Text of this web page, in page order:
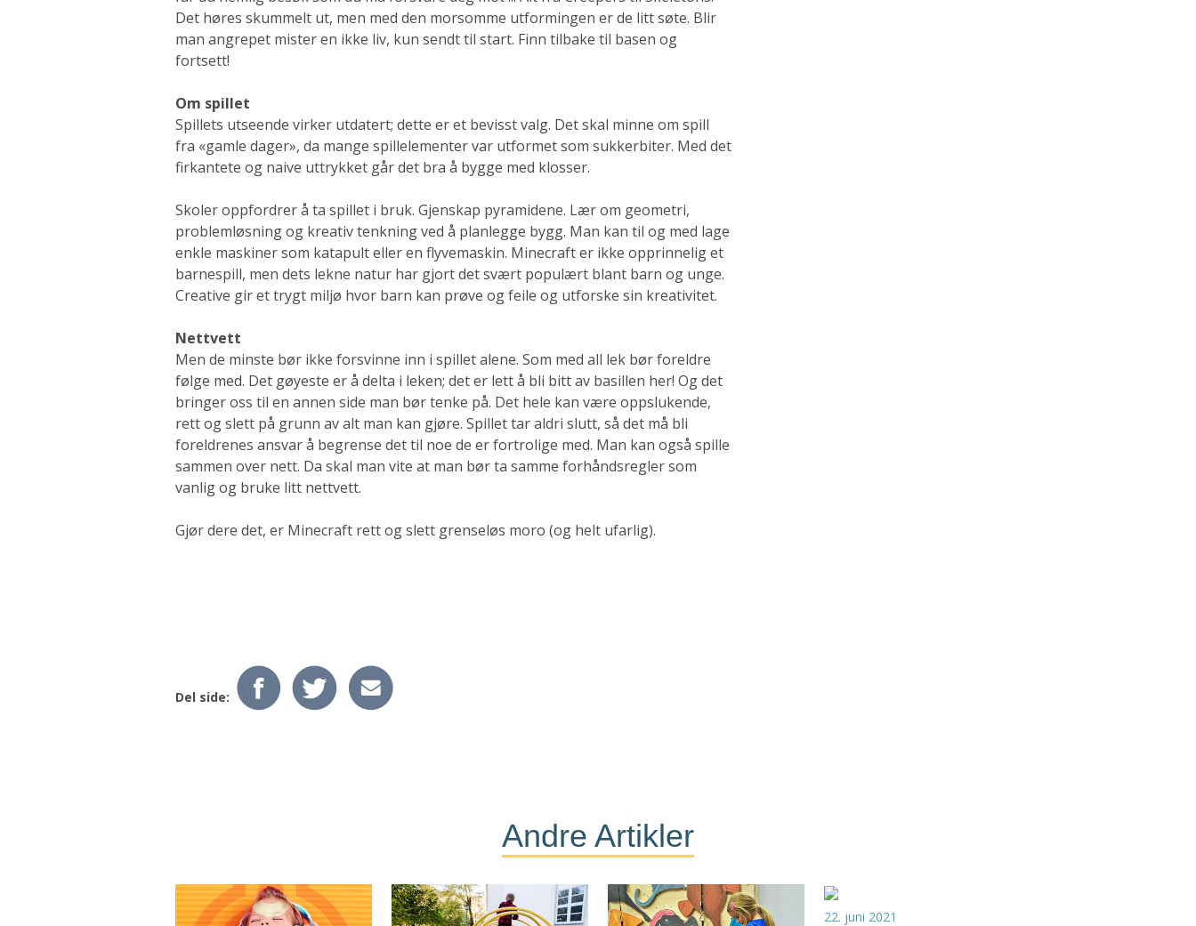
Det høres skummelt ut, men med den morsomme utformingen er de litt søte. Blir
man angrepet mister en ikke liv, kun sendt til start. Finn tilbake til basen og
fortsett!
Om spillet
Spillets utseende virker utdatert; dette er et bevisst valg. Det skal minne om spill
fra «gamle dager», da mange spillelementer var utformet som sukkerbiter. Med det
firkantete og naive uttrykket går det bra å bygge med klosser.
Skoler oppfordrer å ta spillet i bruk. Gjenskap pyramidene. Lær om geometri,
problemløsning og kreativ tenkning ved å planlegge bygg. Man kan til og med lage
enkle maskiner som katapult eller en flyvemaskin. Minecraft er ikke opprinnelig et
barnespill, men dets lekne natur har gjort det svært populært blant barn og unge.
Creative gir et trygt miljø hvor barn kan prøve og feile og utforske sin kreativitet.
Nettvett
Men de minste bør ikke forsvinne inn i spillet alene. Som med all lek bør foreldre
følge med. Det gøyeste er å delta i leken; det er lett å bli bitt av basillen her! Og det
bringer oss til en annen side man bør tenke på. Det hele kan være oppslukende,
rett og slett på grunn av alt man kan gjøre. Spillet tar aldri slutt, så det må bli
foreldrenes ansvar å begrense det til noe de er fortrolige med. Man kan også spille
sammen over nett. Da skal man vite at man bør ta samme forhåndsregler som
vanlig og bruke litt nettvett.
Gjør dere det, er Minecraft rett og slett grenseløs moro (og helt ufarlig).
Del side:
Andre Artikler
22. juni 2021